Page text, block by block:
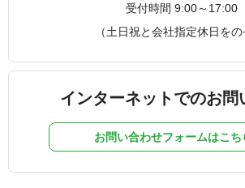
受付時間 9:00～17:00
（土日祝と会社指定休日をの
インターネットでのお問
お問い合わせフォームはこち